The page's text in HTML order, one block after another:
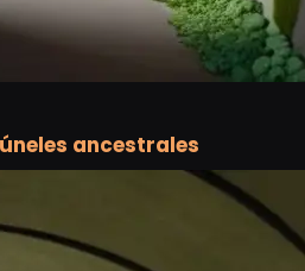
ancestrales